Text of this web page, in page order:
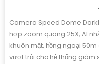
Camera Speed Dome
hợp zoom quang 25X, AI
khuôn mặt, hồng ngoại
vượt trội cho hệ thống giám